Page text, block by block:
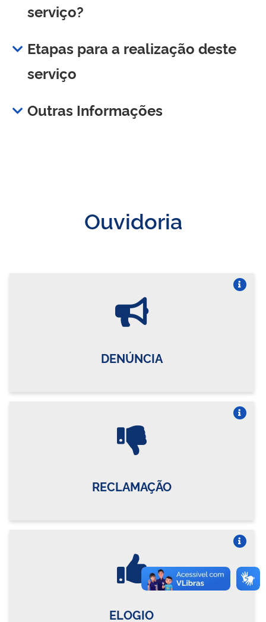
serviço?
Etapas para a realização deste
serviço
Outras Informações
Ouvidoria
DENÚNCIA
RECLAMAÇÃO
ELOGIO